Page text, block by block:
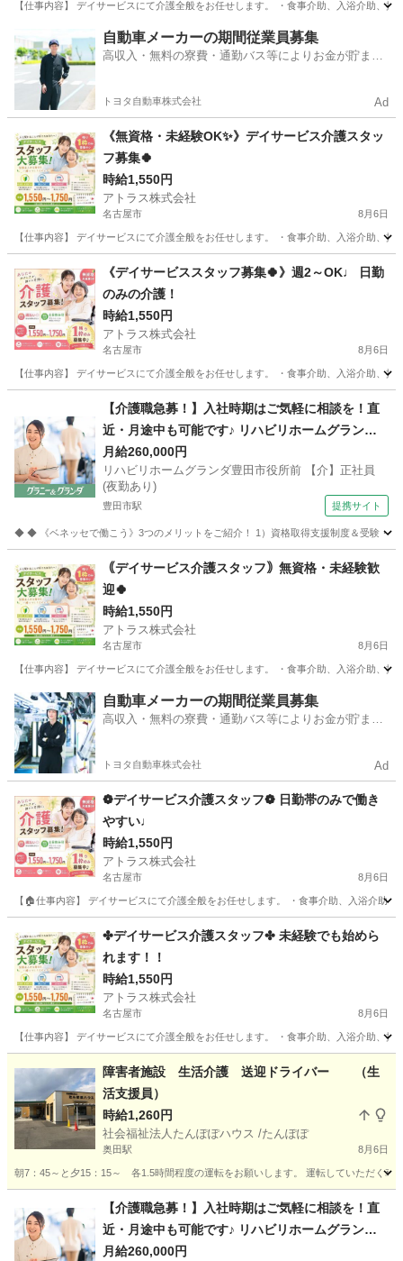
【仕事内容】 デイサービスにて介護全般をお任せします。 ・食事介助、入浴介助、
介護 スタッフ
自動車メーカーの期間従業員募集
高収入・無料の寮費・通勤バス等によりお金が貯まり
トヨタ自動車株式会社 Ad
《無資格・未経験OK✨》デイサービス介護スタッ
フ募集🍀
時給1,550円
アトラス株式会社
名古屋市 8月6日
【仕事内容】 デイサービスにて介護全般をお任せします。 ・食事介助、入浴介助、
介護
《デイサービススタッフ募集🍀》週2～OK♩ 日勤
のみの介護！
時給1,550円
アトラス株式会社
名古屋市 8月6日
【仕事内容】 デイサービスにて介護全般をお任せします。 ・食事介助、入浴介助、
介護
【介護職急募！】入社時期はご気軽に相談を！直
近・月途中も可能です♪ リハビリホームグランダ
豊田市役所前 【介】正社員(夜勤あり) 老人介護施
設スタッフ
月給260,000円
リハビリホームグランダ豊田市役所前 【介】正社員
(夜勤あり)
豊田市駅 提携サイト
◆ ◆ 《ベネッセで働こう》3つのメリットをご紹介！ 1）資格取得支援制度＆受験・
豊田市駅 介護
｟デイサービス介護スタッフ｠無資格・未経験歓
迎🍀
時給1,550円
アトラス株式会社
名古屋市 8月6日
【仕事内容】 デイサービスにて介護全般をお任せします。 ・食事介助、入浴介助、
愛知 名古屋市 介護 スタッフ
自動車メーカーの期間従業員募集
高収入・無料の寮費・通勤バス等によりお金が貯まり
トヨタ自動車株式会社 Ad
❁デイサービス介護スタッフ❁ 日勤帯のみで働き
やすい♩
時給1,550円
アトラス株式会社
名古屋市 8月6日
【🏠仕事内容】 デイサービスにて介護全般をお任せします。 ・食事介助、入浴介
介護 スタッフ
✤デイサービス介護スタッフ✤ 未経験でも始めら
れます！！
時給1,550円
アトラス株式会社
名古屋市 8月6日
【仕事内容】 デイサービスにて介護全般をお任せします。 ・食事介助、入浴介助、
介護
障害者施設 生活介護 送迎ドライバー （生
活支援員）
時給1,260円
社会福祉法人たんぽぽハウス /たんぽぽ
奥田駅 8月6日
朝7：45～と夕15：15～ 各1.5時間程度の運転をお願いします。 運転していただく
奥田駅 介護 B型
【介護職急募！】入社時期はご気軽に相談を！直
近・月途中も可能です♪ リハビリホームグランダ
徳川 【介】正社員(夜勤あり) 老人介護施設スタッ
月給260,000円